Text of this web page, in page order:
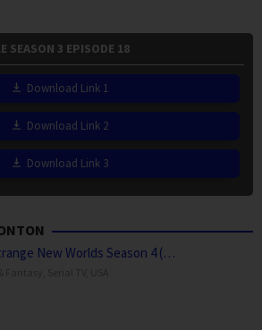
SEASON 3 EPISODE 18
Download Link 1
Download Link 2
Download Link 3
New Worlds Season 4 (…